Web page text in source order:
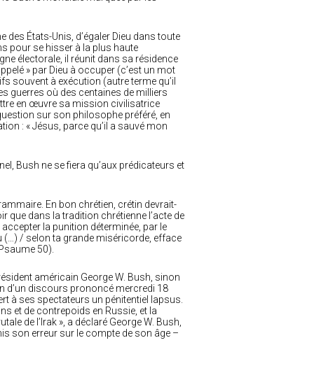
États-Unis, d’égaler Dieu dans toute
pour se hisser à la plus haute
électorale, il réunit dans sa résidence
» par Dieu à occuper (c’est un mot
souvent à exécution (autre terme qu’il
guerres où des centaines de milliers
en œuvre sa mission civilisatrice
sur son philosophe préféré, en
: « Jésus, parce qu’il a sauvé mon
Bush ne se fiera qu’aux prédicateurs et
En bon chrétien, crétin devrait-
que dans la tradition chrétienne l’acte de
la punition déterminée, par le
(…) / selon ta grande miséricorde, efface
50).
américain George W. Bush, sinon
d’un discours prononcé mercredi 18
à ses spectateurs un pénitentiel lapsus.
et de contrepoids en Russie, et la
de l’Irak », a déclaré George W. Bush,
son erreur sur le compte de son âge –